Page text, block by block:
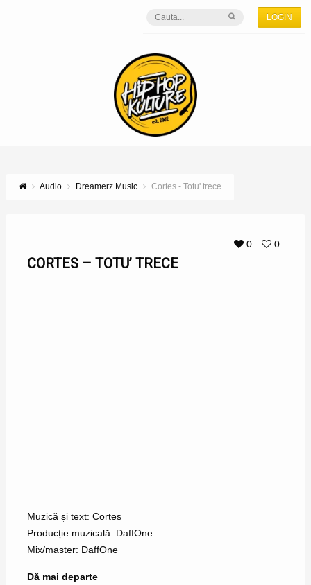
LOGIN
Audio Dreamerz Music Cortes - Totu' trece
0 0
CORTES – TOTU’ TRECE
Muzică și text: Cortes
Producție muzicală: DaffOne
Mix/master: DaffOne
Dă mai departe